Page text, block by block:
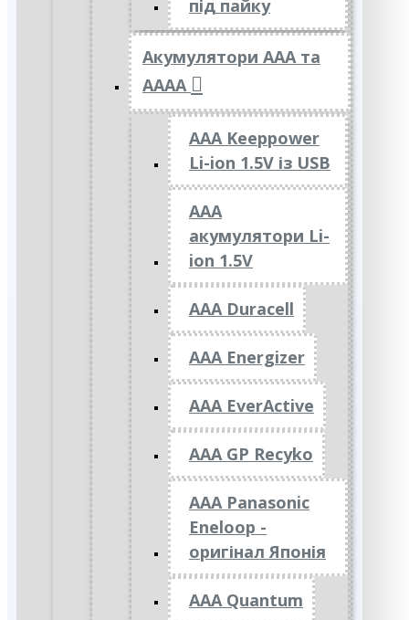
під пайку
Акумулятори ААА та
АААА
AAA Keeppower
Li-ion 1.5V із USB
ААА
акумулятори Li-
ion 1.5V
AAA Duracell
AAA Energizer
AAA EverActive
AAA GP Recyko
AAA Panasonic
Eneloop -
оригінал Японія
AAA Quantum